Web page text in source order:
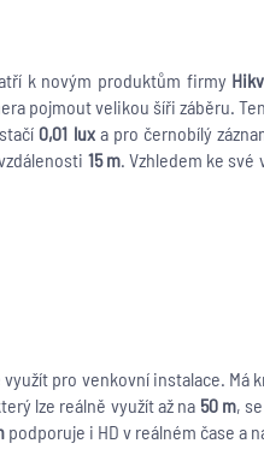
k novým produktům firmy
pojmout velikou šíři záběru.
0,01 luxa pro černobílý
15 m. Vzhledem ke
využít pro venkovní instalace. Má
lze reálně využít až na 50 m,
podporuje i HD v reálném čase a